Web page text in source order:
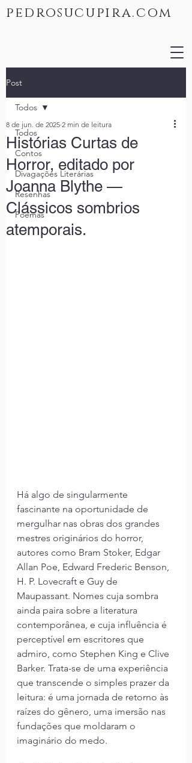
pedrosucupira.com
Post
Todos
Contos
Divagações Literárias
Resenhas
Poemas
Todos
Histórias Curtas de
Horror, editado por
Joanna Blythe —
Clássicos sombrios
atemporais.
8 de jun. de 2025 2 min de leitura
Há algo de singularmente
fascinante na oportunidade de
mergulhar nas obras dos grandes
mestres originários do horror,
autores como Bram Stoker, Edgar
Allan Poe, Edward Frederic Benson,
H. P. Lovecraft e Guy de
Maupassant. Nomes cuja sombra
ainda paira sobre a literatura
contemporânea, e cuja influência é
perceptível em escritores que
admiro, como Stephen King e Clive
Barker. Trata-se de uma experiência
que transcende o simples prazer da
leitura: é uma jornada de retorno às
raízes do gênero, uma imersão nas
fundações que moldaram o
imaginário do medo.